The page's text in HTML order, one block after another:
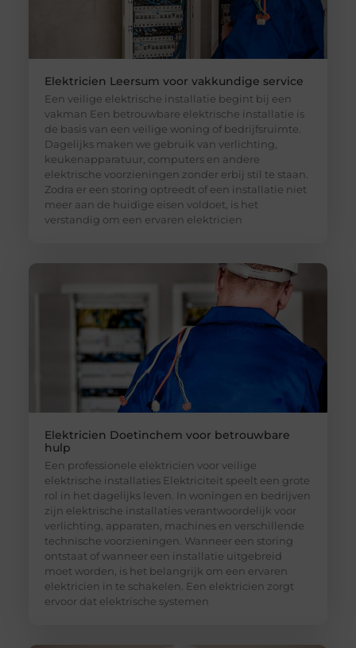
Elektricien Leersum voor vakkundige service
Een veilige elektrische installatie begint bij een
vakman Een betrouwbare elektrische installatie is
de basis van een veilige woning of bedrijfsruimte.
Dagelijks maken we gebruik van verlichting,
keukenapparatuur, computers en andere
elektrische voorzieningen zonder erbij stil te staan.
Zodra er een storing optreedt of een installatie niet
meer aan de huidige eisen voldoet, is het
verstandig om een ervaren elektricien
Elektricien Doetinchem voor betrouwbare
hulp
Een professionele elektricien voor veilige
elektrische installaties Elektriciteit speelt een grote
rol in het dagelijks leven. In woningen en bedrijven
zijn elektrische installaties verantwoordelijk voor
verlichting, apparaten, machines en verschillende
technische voorzieningen. Wanneer een storing
ontstaat of wanneer een installatie uitgebreid
moet worden, is het belangrijk om een ervaren
elektricien in te schakelen. Een elektricien zorgt
ervoor dat elektrische systemen